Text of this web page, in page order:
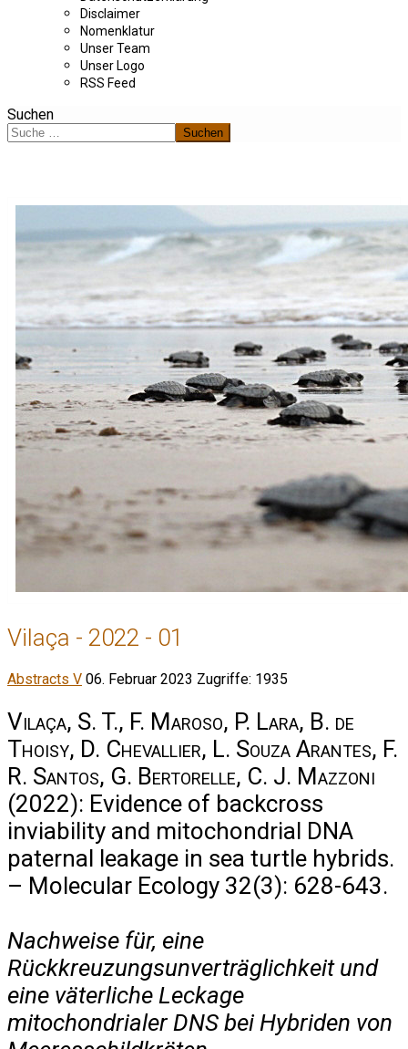
Disclaimer
Nomenklatur
Unser Team
Unser Logo
RSS Feed
Suchen
Suchen
Vilaça - 2022 - 01
Abstracts V 06. Februar 2023 Zugriffe: 1935
Vilaça, S. T., F. Maroso, P. Lara, B. de
Thoisy, D. Chevallier, L. Souza Arantes, F.
R. Santos, G. Bertorelle, C. J. Mazzoni
(2022): Evidence of backcross
inviability and mitochondrial DNA
paternal leakage in sea turtle hybrids.
– Molecular Ecology 32(3): 628-643.
Nachweise für, eine
Rückkreuzungsunverträglichkeit und
eine väterliche Leckage
mitochondrialer DNS bei Hybriden von